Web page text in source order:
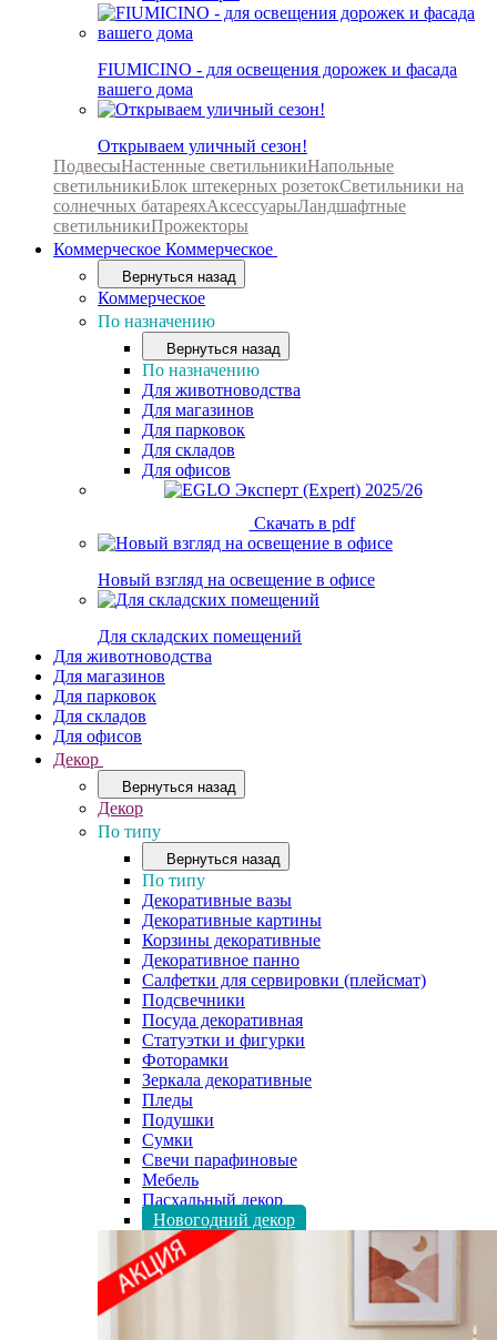
FIUMICINO - для освещения дорожек и фасада
вашего дома
Открываем уличный сезон!
ПодвесыНастенные светильникиНапольные
светильникиБлок штекерных розетокСветильники на
солнечных батареяхАксессуарыЛандшафтные
светильникиПрожекторы
Коммерческое Коммерческое
Вернуться назад
Коммерческое
По назначению
Вернуться назад
По назначению
Для животноводства
Для магазинов
Для парковок
Для складов
Для офисов
Скачать в pdf
Новый взгляд на освещение в офисе
Для складских помещений
Для животноводства
Для магазинов
Для парковок
Для складов
Для офисов
Декор
Вернуться назад
Декор
По типу
Вернуться назад
По типу
Декоративные вазы
Декоративные картины
Корзины декоративные
Декоративное панно
Салфетки для сервировки (плейсмат)
Подсвечники
Посуда декоративная
Статуэтки и фигурки
Фоторамки
Зеркала декоративные
Пледы
Подушки
Сумки
Свечи парафиновые
Мебель
Пасхальный декор
Новогодний декор